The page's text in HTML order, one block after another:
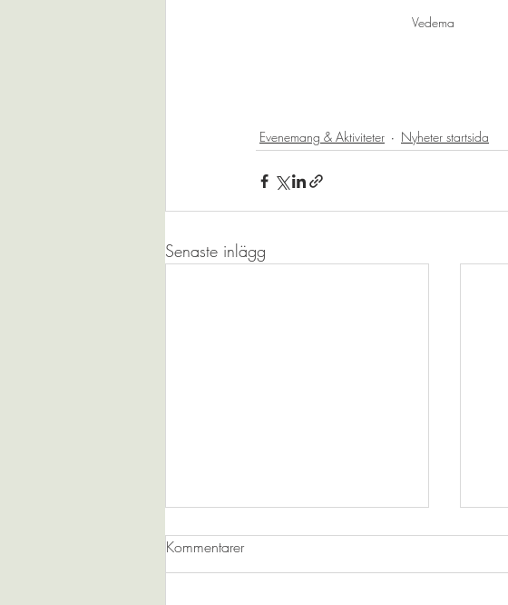
Vedema
Evenemang & Aktiviteter Nyheter startsida
Senaste inlägg
Kommentarer